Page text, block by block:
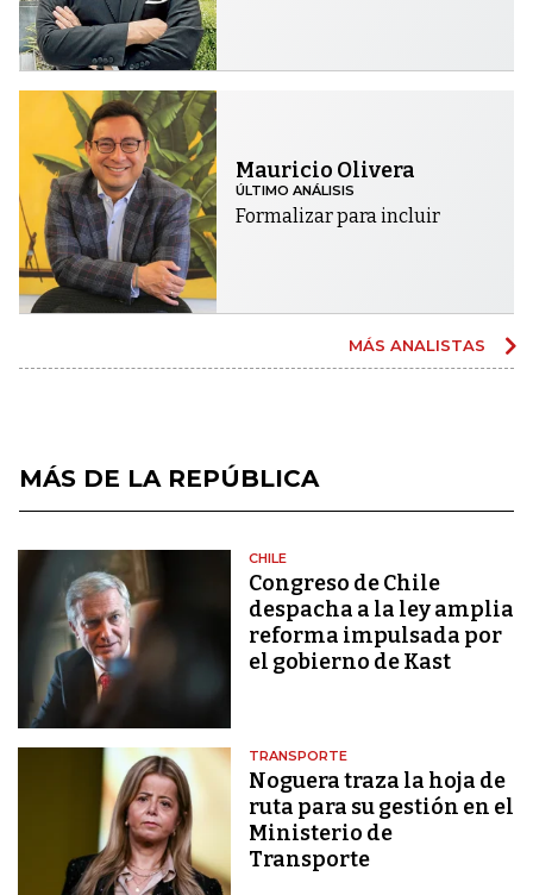
Mauricio Olivera
ÚLTIMO ANÁLISIS
Formalizar para incluir
MÁS ANALISTAS
MÁS DE LA REPÚBLICA
CHILE
Congreso de Chile
despacha a la ley amplia
reforma impulsada por
el gobierno de Kast
TRANSPORTE
Noguera traza la hoja de
ruta para su gestión en el
Ministerio de
Transporte